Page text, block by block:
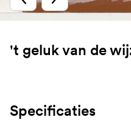
't geluk van de
Specificaties